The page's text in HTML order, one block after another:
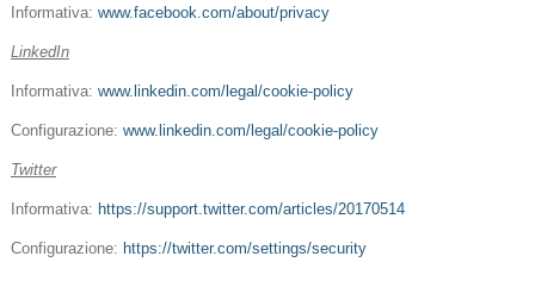
Informativa: www.facebook.com/about/privacy
LinkedIn
Informativa: www.linkedin.com/legal/cookie-policy
Configurazione: www.linkedin.com/legal/cookie-policy
Twitter
Informativa: https://support.twitter.com/articles/20170514
Configurazione: https://twitter.com/settings/security